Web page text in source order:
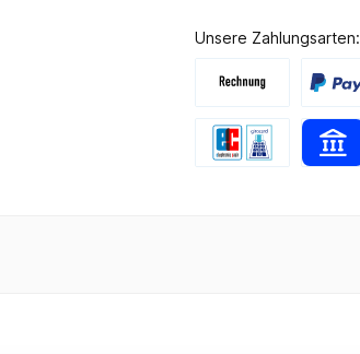
Unsere Zahlungsarten: